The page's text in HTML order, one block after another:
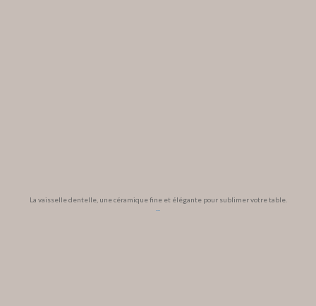
La vaisselle dentelle, une céramique fine et élégante pour sublimer votre table.